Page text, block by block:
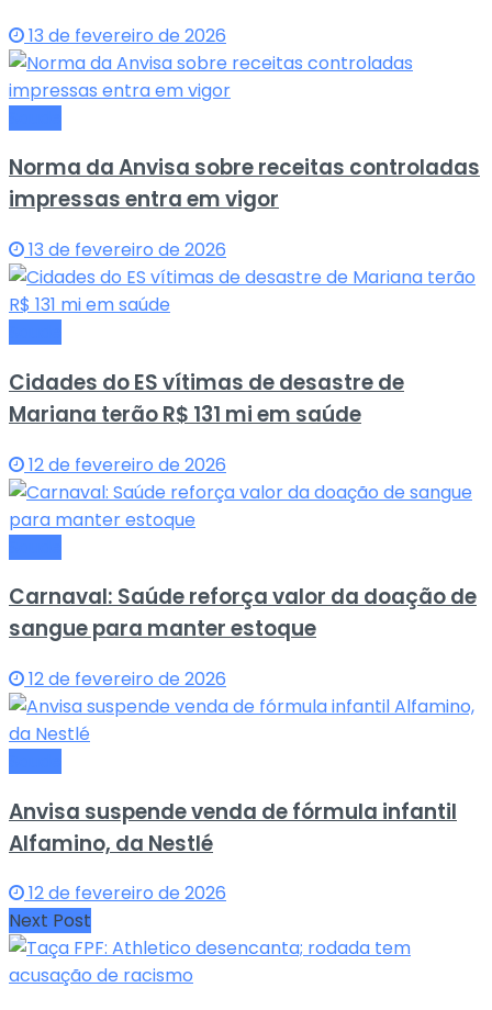
13 de fevereiro de 2026
Norma da Anvisa sobre receitas controladas
impressas entra em vigor
13 de fevereiro de 2026
Cidades do ES vítimas de desastre de
Mariana terão R$ 131 mi em saúde
12 de fevereiro de 2026
Carnaval: Saúde reforça valor da doação de
sangue para manter estoque
12 de fevereiro de 2026
Anvisa suspende venda de fórmula infantil
Alfamino, da Nestlé
12 de fevereiro de 2026
Next Post